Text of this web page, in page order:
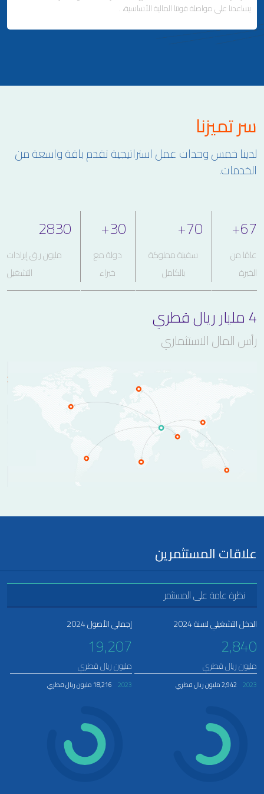
ملاحة لإصلاح وتصنيع السفن
إدارة السفن
يساعدنا على مواصلة قوتنا المالية الأساسية، .
الاستثمارات العقارية والمالية
التطوير العقاري وإدارة الممتلكات
علاقات المستثمرين
سر تميزنا
لدينا خمس وحدات عمل استراتيجية تقدم باقة واسعة من
الخدمات.
67
+
عامًا من
الخبرة
70
+
سفينة مملوكة
بالكامل
30
+
دولة مع
خبراء
2830
مليون ر.ق إيرادات
التشغيل
4 مليار ريال قطري
رأس المال الاستثماري
علاقات المستثمرين
نظرة عامة على المستثمر
الدخل التشغيلي لسنة 2024
2,840
مليون ريال قطري
2023 2,942 مليون ريال قطري
إجمالي الأصول 2024
19,207
مليون ريال قطري
2023 18,216 مليون ريال قطري